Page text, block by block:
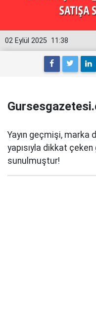
11:38
02 Eylül 2025
Yayın geçmişi, marka
yapısıyla dikkat
sunulmuştur!